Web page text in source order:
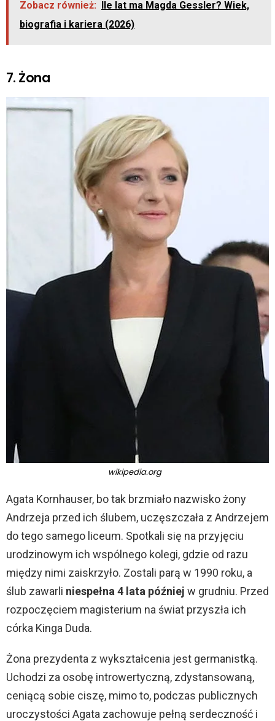
Zobacz również: Ile lat ma Magda Gessler? Wiek,
biografia i kariera (2026)
7. Żona
wikipedia.org
Agata Kornhauser, bo tak brzmiało nazwisko żony
Andrzeja przed ich ślubem, uczęszczała z Andrzejem
do tego samego liceum. Spotkali się na przyjęciu
urodzinowym ich wspólnego kolegi, gdzie od razu
między nimi zaiskrzyło. Zostali parą w 1990 roku, a
ślub zawarli niespełna 4 lata później w grudniu. Przed
rozpoczęciem magisterium na świat przyszła ich
córka Kinga Duda.
Żona prezydenta z wykształcenia jest germanistką.
Uchodzi za osobę introwertyczną, zdystansowaną,
ceniącą sobie ciszę, mimo to, podczas publicznych
uroczystości Agata zachowuje pełną serdeczność i